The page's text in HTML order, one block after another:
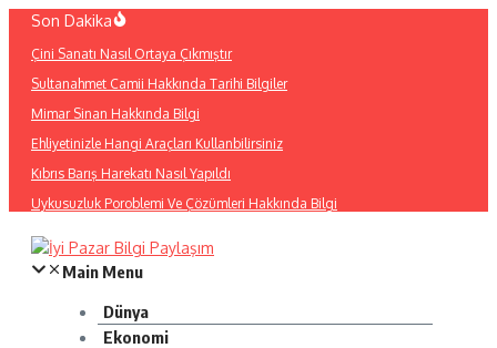
İçeriğe
Son Dakika
Çini Sanatı Nasıl Ortaya Çıkmıştır
Sultanahmet Camii Hakkında Tarihi Bilgiler
Mimar Sinan Hakkında Bilgi
Ehliyetinizle Hangi Araçları Kullanbilirsiniz
Kıbrıs Barış Harekatı Nasıl Yapıldı
Uykusuzluk Poroblemi Ve Çözümleri Hakkında Bilgi
Main Menu
Dünya
Ekonomi